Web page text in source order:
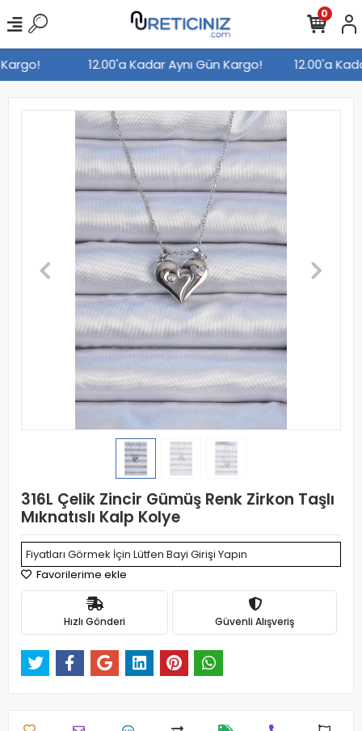
Kargo! 12.00'a Kadar Aynı Gün Kargo! 12.00'a
0
316L Çelik Zincir Gümüş Renk Zirkon Taşlı
Mıknatıslı Kalp Kolye
Fiyatları Görmek İçin Lütfen Bayi Girişi Yapın
Favorilerime ekle
Hızlı Gönderi Güvenli Alışveriş